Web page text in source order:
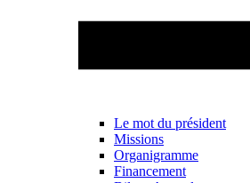
Le mot du président
Missions
Organigramme
Financement